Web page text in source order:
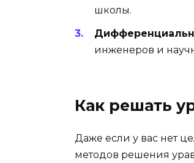
школы.
инженеров и
Как решать
Даже если у вас нет
методов решения